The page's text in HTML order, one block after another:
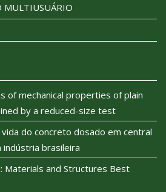
MULTIUSUÁRIO
of mechanical properties of plain
by a reduced-size test
vida do concreto dosado em central
brasileira
Materials and Structures Best